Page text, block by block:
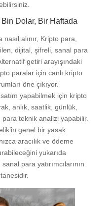
Dolar, Bir Haftada
alınır, Kripto para,
dijital, şifreli, sanal para
getiri arayışındaki
paralar için canlı kripto
öne çıkıyor.
yapabilmek için kripto
anlık, saatlik, günlük,
para teknik analizi yapabilir.
genel bir yasak
aracılık ve ödeme
yukarıda
para yatırımcılarının